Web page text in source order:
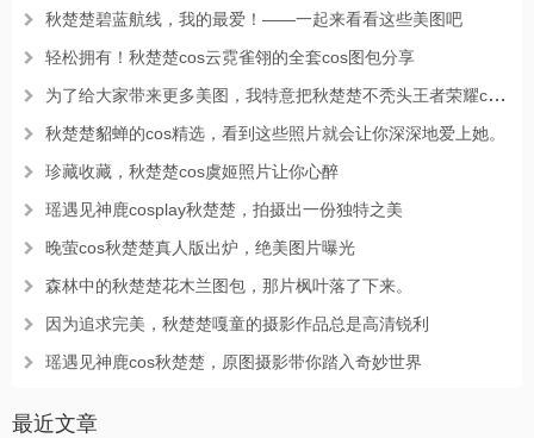
秋楚楚碧蓝航线，我的最爱！——一起来看看这些美图吧
轻松拥有！秋楚楚cos云霓雀翎的全套cos图包分享
为了给大家带来更多美图，我特意把秋楚楚不秃头王者荣耀cos照片做成了原图
秋楚楚貂蝉的cos精选，看到这些照片就会让你深深地爱上她。
珍藏收藏，秋楚楚cos虞姬照片让你心醉
瑶遇见神鹿cosplay秋楚楚，拍摄出一份独特之美
晚萤cos秋楚楚真人版出炉，绝美图片曝光
森林中的秋楚楚花木兰图包，那片枫叶落了下来。
因为追求完美，秋楚楚嘎童的摄影作品总是高清锐利
瑶遇见神鹿cos秋楚楚，原图摄影带你踏入奇妙世界
最近文章